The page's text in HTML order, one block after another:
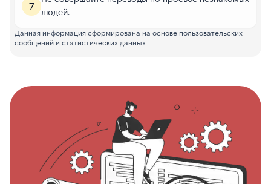
7
людей.
Данная информация сформирована на основе пользовательских
сообщений и статистических данных.